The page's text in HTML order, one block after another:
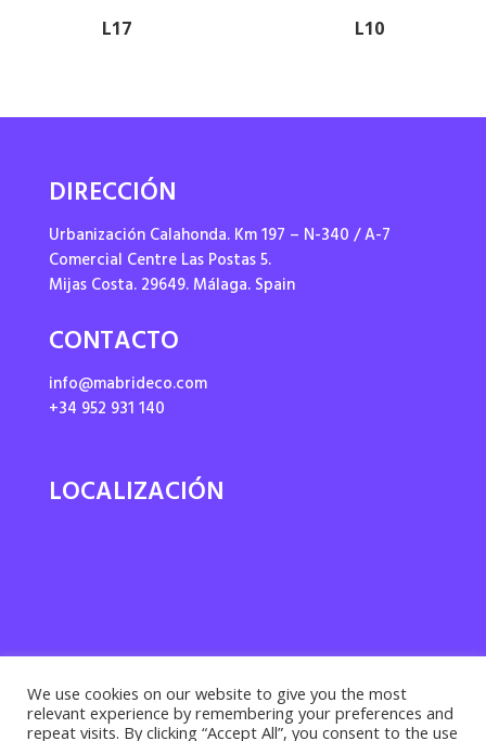
L17 L10
DIRECCIÓN
Urbanización Calahonda. Km 197 – N-340 / A-7
Comercial Centre Las Postas 5.
Mijas Costa. 29649. Málaga. Spain
CONTACTO
info@mabrideco.com
+34 952 931 140
LOCALIZACIÓN
We use cookies on our website to give you the most
relevant experience by remembering your preferences and
repeat visits. By clicking “Accept All”, you consent to the use